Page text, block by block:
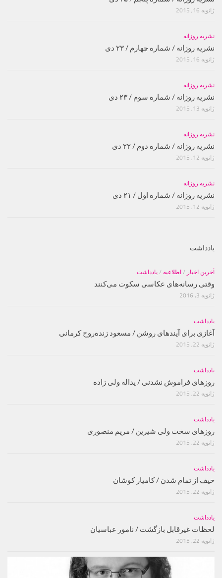
ژانویه 16, 2015
نشریه روزانه
نشریه روزانه / شماره چهارم / ۲۳ دی
ژانویه 16, 2015
نشریه روزانه
نشریه روزانه / شماره سوم / ۲۳ دی
ژانویه 13, 2015
نشریه روزانه
نشریه روزانه / شماره دوم / ۲۲ دی
ژانویه 12, 2015
نشریه روزانه
نشریه روزانه / شماره اول / ۲۱ دی
ژانویه 12, 2015
یادداشت
آخرین اخبار / اطلاعیه / یادداشت
وقتی رسانه‌های عکاسی سکوت می‌کنند
ژانویه 3, 2016
یادداشت
آغازی برای آینده‫ای روشن‬‬ / مسعود زنده‌‫روح کرمانی‬‬
ژانویه 22, 2015
یادداشت
روزهای فراموش نشدنی / یداله ولی زاده
ژانویه 22, 2015
یادداشت
روزهای سخت ولی شیرین / مریم منصوری
ژانویه 22, 2015
یادداشت
حیف از تمام شدن / کامیار کوشان
ژانویه 22, 2015
یادداشت
لحظات غیرقابل بازگشت / نامور عباسیان
ژانویه 22, 2015